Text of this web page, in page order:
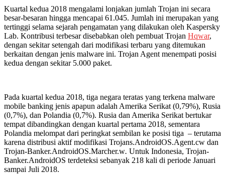
Kuartal kedua 2018 mengalami lonjakan jumlah Trojan ini secara
besar-besaran hingga mencapai 61.045. Jumlah ini merupakan yang
tertinggi selama sejarah pengamatan yang dilakukan oleh Kaspersky
Lab. Kontribusi terbesar disebabkan oleh pembuat Trojan Hqwar,
dengan sekitar setengah dari modifikasi terbaru yang ditemukan
berkaitan dengan jenis malware ini. Trojan Agent menempati posisi
kedua dengan sekitar 5.000 paket.
Pada kuartal kedua 2018, tiga negara teratas yang terkena malware
mobile banking jenis apapun adalah Amerika Serikat (0,79%), Rusia
(0,7%), dan Polandia (0,7%). Rusia dan Amerika Serikat bertukar
tempat dibandingkan dengan kuartal pertama 2018, sementara
Polandia melompat dari peringkat sembilan ke posisi tiga – terutama
karena distribusi aktif modifikasi Trojans.AndroidOS.Agent.cw dan
Trojan-Banker.AndroidOS.Marcher.w. Untuk Indonesia, Trojan-
Banker.AndroidOS terdeteksi sebanyak 218 kali di periode Januari
sampai Juli 2018.